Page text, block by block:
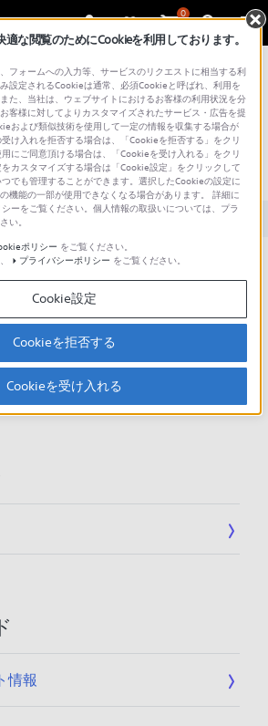
0
・お問い合わせ VGC シリーズ
ド 取扱説明書 Q&A
製品に関する重要なお知らせ
お知らせ
る重要なお知らせ
覧
情報
な閲覧のためにCookieを利用しております。
フォームへの入力等、サービスのリクエストに相当する利
設定されるCookieは通常、必須Cookieと呼ばれ、利用を
た、当社は、ウェブサイトにおけるお客様の利用状況を分
客様に対してよりカスタマイズされたサービス・広告を提
および類似技術を使用して一定の情報を収集する場合が
け入れを拒否する場合は、「Cookieを拒否する」をクリ
にご同意頂ける場合は、「Cookieを受け入れる」をクリ
カスタマイズする場合は「Cookie設定」をクリックして
でも管理することができます。選択したCookieの設定に
機能の一部が使用できなくなる場合があります。 詳細に
ーをご覧ください。個人情報の取扱いについては、プラ
い。
ポリシー をご覧ください。
プライバシーポリシー をご覧ください。
Cookie設定
Cookieを拒否する
Cookieを受け入れる